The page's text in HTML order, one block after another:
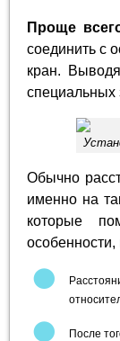
Проще
соединить с
кран.
специальных
Обычно
именно на
которые
особенности,
После